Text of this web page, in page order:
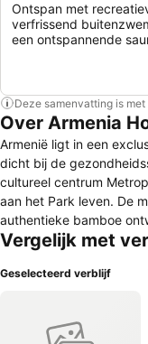
Ontspan met
verfrissend
een ontspannende
Deze samenvatting is
Over Armenia
Armenië ligt in een
dicht bij de
cultureel centrum
aan het Park leven. De
authentieke bamboe
quimbaya cultuur delen
restaurant type auteur,
extra services.
Vergelijk met
Geselecteerd verblijf